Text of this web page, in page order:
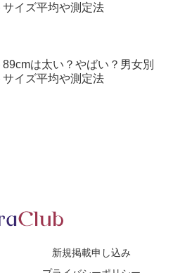
サイズ平均や測定法
89cmは太い？やばい？男女別
サイズ平均や測定法
新規掲載申し込み